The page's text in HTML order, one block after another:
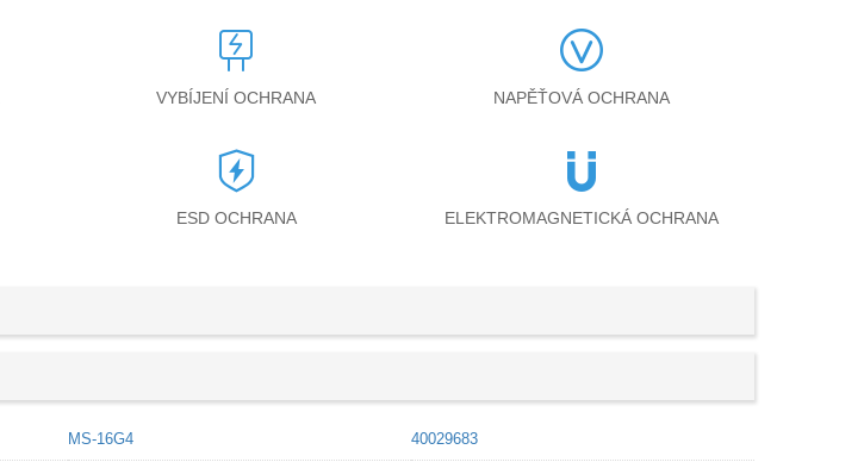
VYBÍJENÍ OCHRANA NAPĚŤOVÁ OCHRANA
ESD OCHRANA ELEKTROMAGNETICKÁ OCHRANA
MS-16G4 40029683